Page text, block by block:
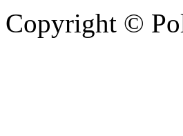
Copyright ©